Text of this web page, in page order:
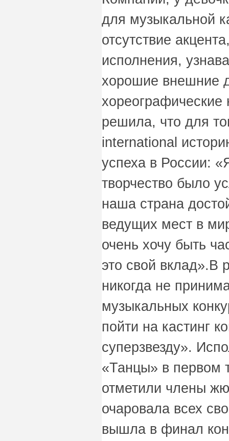
для музыкальной
отсутствие
исполнения,
хорошие внешние
решила, что для
international
успеха в России:
творчество было
наша страна
ведущих мест в
очень хочу быть
это свой вклад».В
никогда не
музыкальных
пойти на кастинг
суперзвезду».
«Танцы» в первом
отметили члены
очаровала всех
вышла в финал